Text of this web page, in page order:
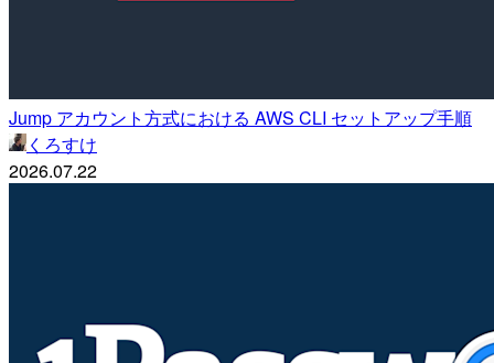
Jump アカウント方式における AWS CLI セットアップ手順
くろすけ
2026.07.22